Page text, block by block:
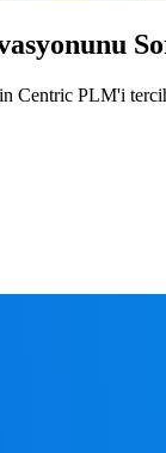
Centric PLM'i